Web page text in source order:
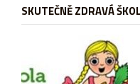
SKUTEČNĚ ZDRAVÁ